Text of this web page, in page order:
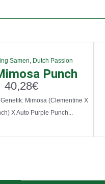
Samen, Dutch Passion
Punch
40,28€
Mimosa (Clementine X
X Auto Purple Punch...